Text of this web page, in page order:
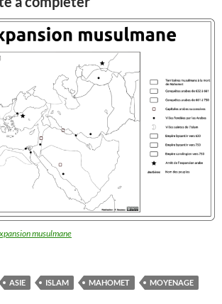
musulmane
ASIE ISLAM MAHOMET MOYENAGE